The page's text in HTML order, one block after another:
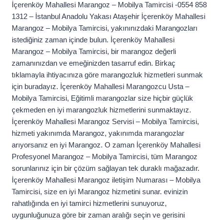
İçerenköy Mahallesi Marangoz – Mobilya Tamircisi -0554 858
1312 – İstanbul Anadolu Yakası Ataşehir İçerenköy Mahallesi
Marangoz – Mobilya Tamircisi, yakınınızdaki Marangozları
istediğiniz zaman içinde bulun. İçerenköy Mahallesi
Marangoz – Mobilya Tamircisi, bir marangoz değerli
zamanınızdan ve emeğinizden tasarruf edin. Birkaç
tıklamayla ihtiyacınıza göre marangozluk hizmetleri sunmak
için buradayız. İçerenköy Mahallesi Marangozcu Usta –
Mobilya Tamircisi, Eğitimli marangozlar size hiçbir güçlük
çekmeden en iyi marangozluk hizmetlerini sunmaktayız.
İçerenköy Mahallesi Marangoz Servisi – Mobilya Tamircisi,
hizmeti yakınımda Marangoz, yakınımda marangozlar
arıyorsanız en iyi Marangoz. O zaman İçerenköy Mahallesi
Profesyonel Marangoz – Mobilya Tamircisi, tüm Marangoz
sorunlarınız için bir çözüm sağlayan tek duraklı mağazadır.
İçerenköy Mahallesi Marangoz iletişim Numarası – Mobilya
Tamircisi, size en iyi Marangoz hizmetini sunar. evinizin
rahatlığında en iyi tamirci hizmetlerini sunuyoruz,
uygunluğunuza göre bir zaman aralığı seçin ve gerisini